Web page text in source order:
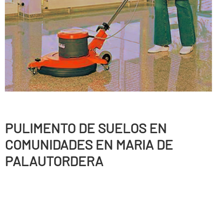
PULIMENTO DE SUELOS EN
COMUNIDADES EN MARIA DE
PALAUTORDERA